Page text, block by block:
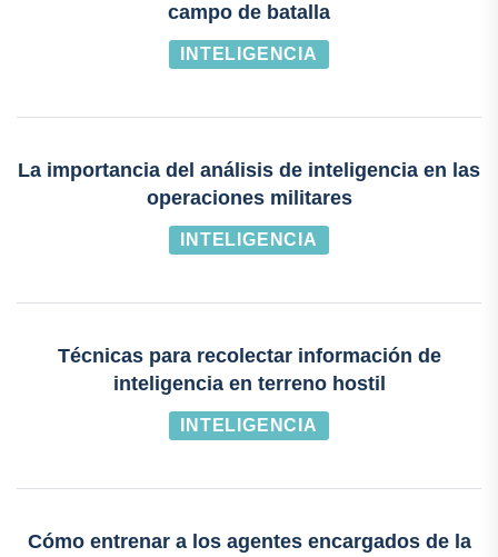
campo de batalla
INTELIGENCIA
La importancia del análisis de inteligencia en las
operaciones militares
INTELIGENCIA
Técnicas para recolectar información de
inteligencia en terreno hostil
INTELIGENCIA
Cómo entrenar a los agentes encargados de la